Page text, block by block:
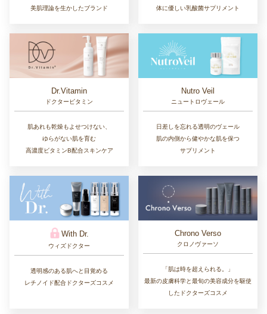
美肌理論を生かしたブランド
体に優しい乳酸菌サプリメント
Dr.Vitamin
ドクタービタミン
肌あれも乾燥もよせつけない、
ゆらがない肌を育む
高濃度ビタミンB配合スキンケア
Nutro Veil
ニュートロヴェール
日差しを忘れる透明のヴェール
肌の内側から健やかな肌を保つ
サプリメント
With Dr.
ウィズドクター
透明感のある肌へと目覚める
レチノイド配合ドクターズコスメ
Chrono Verso
クロノヴァーソ
「肌は時を超えられる。」
最新の皮膚科学と最旬の美容成分を駆使
したドクターズコスメ